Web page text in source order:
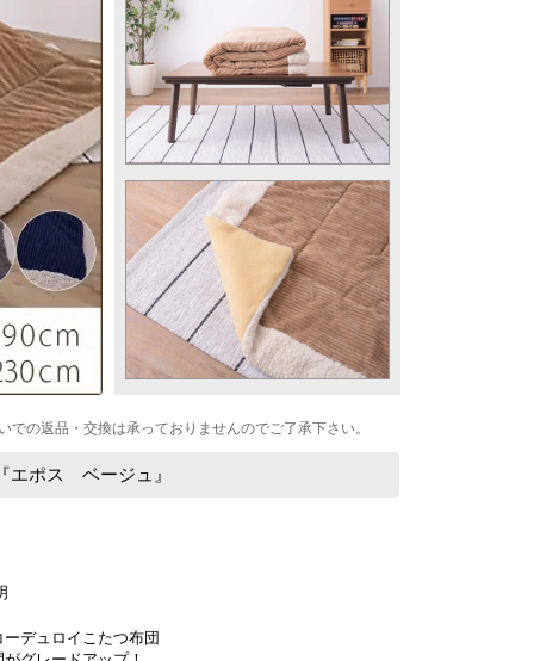
の返品・交換は承っておりませんのでご了承下さい。
エポス ベージュ』
ーデュロイこたつ布団